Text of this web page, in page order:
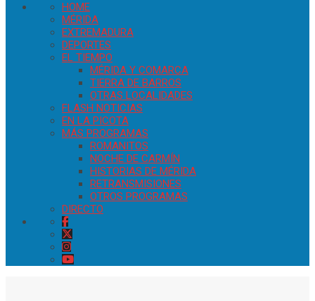
HOME
MÉRIDA
EXTREMADURA
DEPORTES
EL TIEMPO
MÉRIDA Y COMARCA
TIERRA DE BARROS
OTRAS LOCALIDADES
FLASH NOTICIAS
EN LA PICOTA
MÁS PROGRAMAS
ROMANITOS
NOCHE DE CARMÍN
HISTORIAS DE MÉRIDA
RETRANSMISIONES
OTROS PROGRAMAS
DIRECTO